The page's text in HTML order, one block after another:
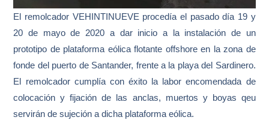
El remolcador VEHINTINUEVE procedía el pasado día 19 y
20 de mayo de 2020 a dar inicio a la instalación de un
prototipo de plataforma eólica flotante offshore en la zona de
fonde del puerto de Santander, frente a la playa del Sardinero.
El remolcador cumplía con éxito la labor encomendada de
colocación y fijación de las anclas, muertos y boyas qeu
servirán de sujeción a dicha plataforma eólica.